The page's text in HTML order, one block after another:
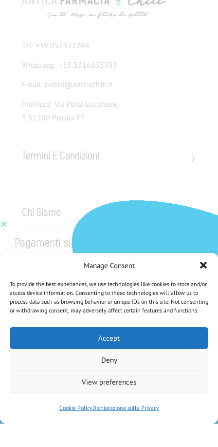
Manage Consent
To provide the best experiences, we use technologies like cookies to store and/or
access device information. Consenting to these technologies will allow us to
process data such as browsing behavior or unique IDs on this site. Not consenting
or withdrawing consent, may adversely affect certain features and functions.
Accept
Deny
View preferences
Cookie PolicyDichiarazione sulla Privacy
Tel: +39 057322264
Whatsapp: +39 3316633983
Email: ordini@anticachiti.it
Indirizzo: Via Porta Lucchese,
5 51100 Pistoia PT
Termini E Condizioni
Chi Siamo
Pagamenti sicuri
Antica Farmacia Chiti di D.ssa Elisa Vaiani e C. SAS – P.IVA02046600470
CHE NE DICI DI UNO SCONTO DEL 5%?
Iscriviti Alla Nostra Newsletter